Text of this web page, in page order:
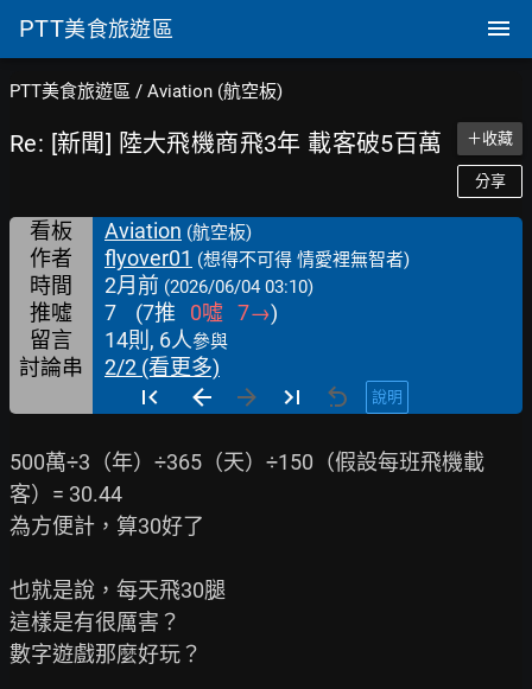
PTT美食旅遊區
PTT美食旅遊區 / Aviation (航空板)
Re: [新聞] 陸大飛機商飛3年 載客破5百萬 ＋收藏
分享
看板 Aviation (航空板)
作者 flyover01 (想得不可得 情愛裡無智者)
時間 2月前 (2026/06/04 03:10)
推噓 7 (7推 0噓 7→)
留言
14則, 6人參與
討論串 2/2 (看更多)
說明
500萬÷3（年）÷365（天）÷150（假設每班飛機載
客）= 30.44
為方便計，算30好了
也就是說，每天飛30腿
這樣是有很厲害？
數字遊戲那麼好玩？